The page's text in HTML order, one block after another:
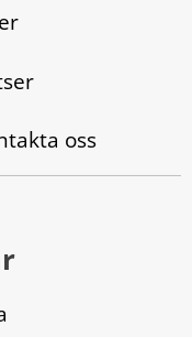
oss